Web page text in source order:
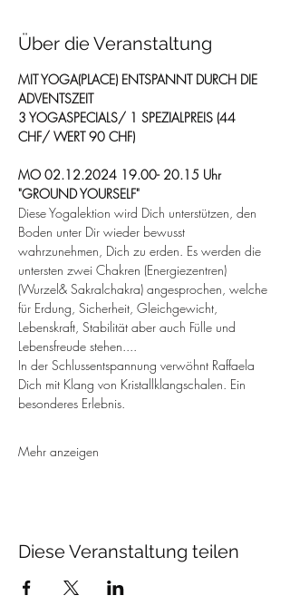
Über die Veranstaltung
MIT YOGA(PLACE) ENTSPANNT DURCH DIE
ADVENTSZEIT
3 YOGASPECIALS/ 1 SPEZIALPREIS (44
CHF/ WERT 90 CHF)
MO 02.12.2024 19.00- 20.15 Uhr
"GROUND YOURSELF"
Diese Yogalektion wird Dich unterstützen, den
Boden unter Dir wieder bewusst
wahrzunehmen, Dich zu erden. Es werden die
untersten zwei Chakren (Energiezentren)
(Wurzel& Sakralchakra) angesprochen, welche
für Erdung, Sicherheit, Gleichgewicht,
Lebenskraft, Stabilität aber auch Fülle und
Lebensfreude stehen....
In der Schlussentspannung verwöhnt Raffaela
Dich mit Klang von Kristallklangschalen. Ein
besonderes Erlebnis.
Mehr anzeigen
Diese Veranstaltung teilen